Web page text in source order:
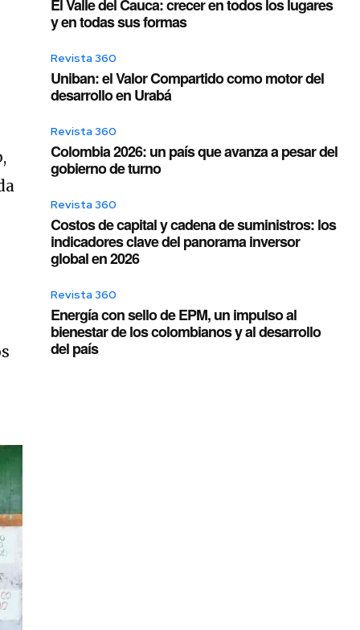
El Valle del Cauca: crecer en todos los lugares
y en todas sus formas
Revista 360
Uniban: el Valor Compartido como motor del
desarrollo en Urabá
Revista 360
Colombia 2026: un país que avanza a pesar del
gobierno de turno
Revista 360
Costos de capital y cadena de suministros: los
indicadores clave del panorama inversor
global en 2026
Revista 360
Energía con sello de EPM, un impulso al
bienestar de los colombianos y al desarrollo
del país